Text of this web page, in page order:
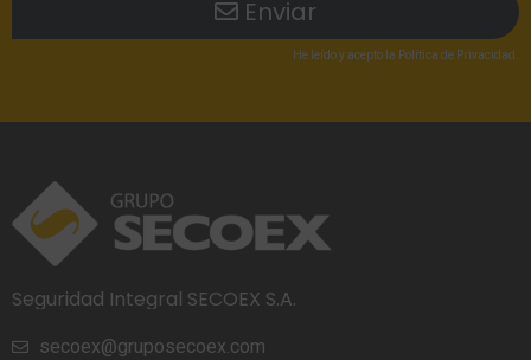
Enviar
He leídoy acepto la Política de Privacidad .
Seguridad Integral SECOEX S.A.
secoex@gruposecoex.com